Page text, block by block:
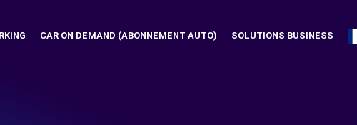
CAR ON DEMAND (ABONNEMENT AUTO) SOLUTIONS BUSINESS